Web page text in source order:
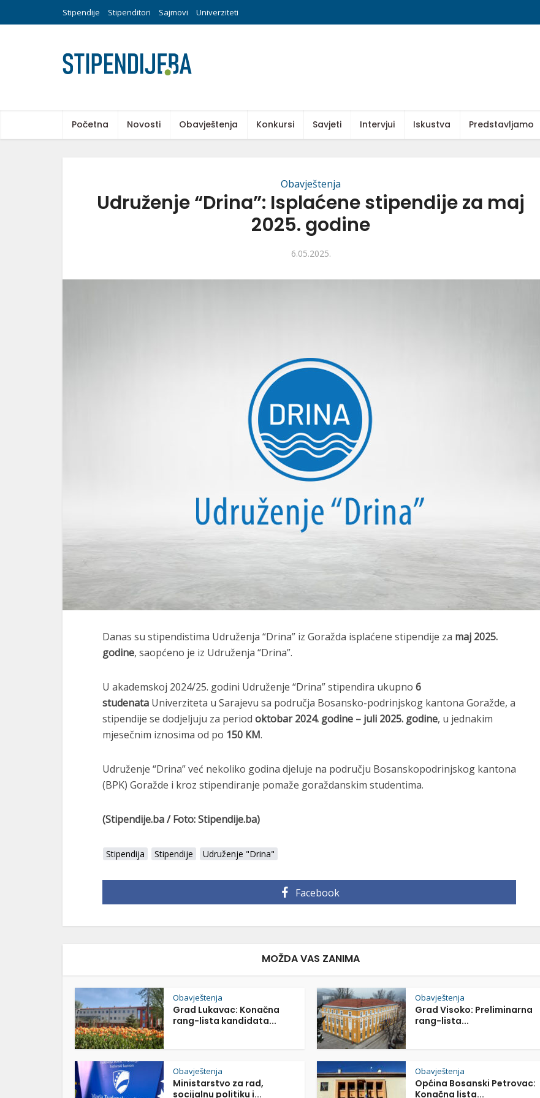
Stipendije Stipenditori Sajmovi Univerziteti
Početna Novosti Obavještenja Konkursi Savjeti Intervjui Iskustva Predstavljamo
Obavještenja
Udruženje “Drina”: Isplaćene stipendije za maj
2025. godine
6.05.2025.
Danas su stipendistima Udruženja “Drina” iz Goražda isplaćene stipendije za maj 2025.
godine, saopćeno je iz Udruženja “Drina”.
U akademskoj 2024/25. godini Udruženje “Drina” stipendira ukupno 6
studenata Univerziteta u Sarajevu sa područja Bosansko-podrinjskog kantona Goražde, a
stipendije se dodjeljuju za period oktobar 2024. godine – juli 2025. godine, u jednakim
mjesečnim iznosima od po 150 KM.
Udruženje “Drina” već nekoliko godina djeluje na području Bosanskopodrinjskog kantona
(BPK) Goražde i kroz stipendiranje pomaže goraždanskim studentima.
(Stipendije.ba / Foto: Stipendije.ba)
Stipendija Stipendije Udruženje "Drina"
Facebook
MOŽDA VAS ZANIMA
Obavještenja
Grad Lukavac: Konačna
rang-lista kandidata...
Obavještenja
Grad Visoko: Preliminarna
rang-lista...
Obavještenja
Ministarstvo za rad,
socijalnu politiku i...
Obavještenja
Općina Bosanski Petrovac:
Konačna lista...